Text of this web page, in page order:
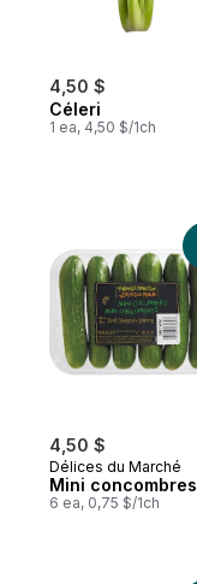
4,50 $
Céleri
1 ea, 4,50 $/1ch
4,50 $
Délices du Marché
Mini concombres
6 ea, 0,75 $/1ch